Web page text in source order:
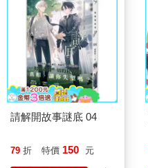
請解開故事謎底 04
79 折 特價 150 元